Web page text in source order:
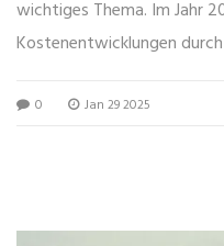
wichtiges Thema. Im Jahr
Kostenentwicklungen
beleuchtet die Gründe für
0 Jan 29 2025